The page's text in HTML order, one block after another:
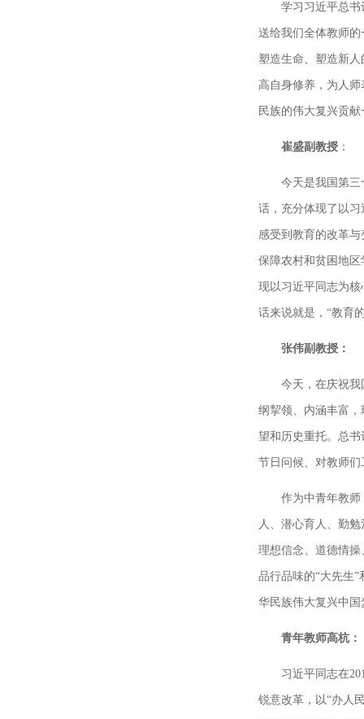
学习习近平总
送给我们全体教师
塑造生命、塑造新
高自身修养，为人
民族的伟大复兴贡
崔盛副教授 ：
今天是我国第
话，充分体现了以
感受到教育的改革
保障农村和贫困地
现以习近平同志为
话来说就是，“教育
张伟副教授：
今天，在庆祝
纲挈领、内涵丰富
望和历史重托。总
节日问候、对教师
作为中青年教
人、潜心育人、勤
理想信念、道德情
品行品味的“大先生
华民族伟大复兴中
青年教师高杭：
习近平同志在
锐意改革，以“办人